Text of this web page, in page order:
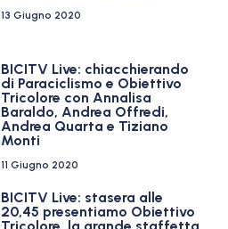
13 Giugno 2020
BICITV Live: chiacchierando
di Paraciclismo e Obiettivo
Tricolore con Annalisa
Baraldo, Andrea Offredi,
Andrea Quarta e Tiziano
Monti
11 Giugno 2020
BICITV Live: stasera alle
20,45 presentiamo Obiettivo